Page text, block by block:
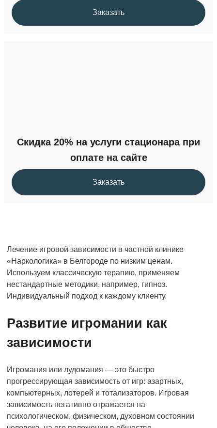
Заказать
Скидка 20% на услуги стационара при
оплате на сайте
Заказать
Лечение игровой зависимости в частной клинике
«Наркологика» в Белгороде по низким ценам.
Используем классическую терапию, применяем
нестандартные методики, например, гипноз.
Индивидуальный подход к каждому клиенту.
Развитие игромании как
зависимости
Игромания или лудомания — это быстро
прогрессирующая зависимость от игр: азартных,
компьютерных, лотерей и тотализаторов. Игровая
зависимость негативно отражается на
психологическом, физическом, духовном состоянии